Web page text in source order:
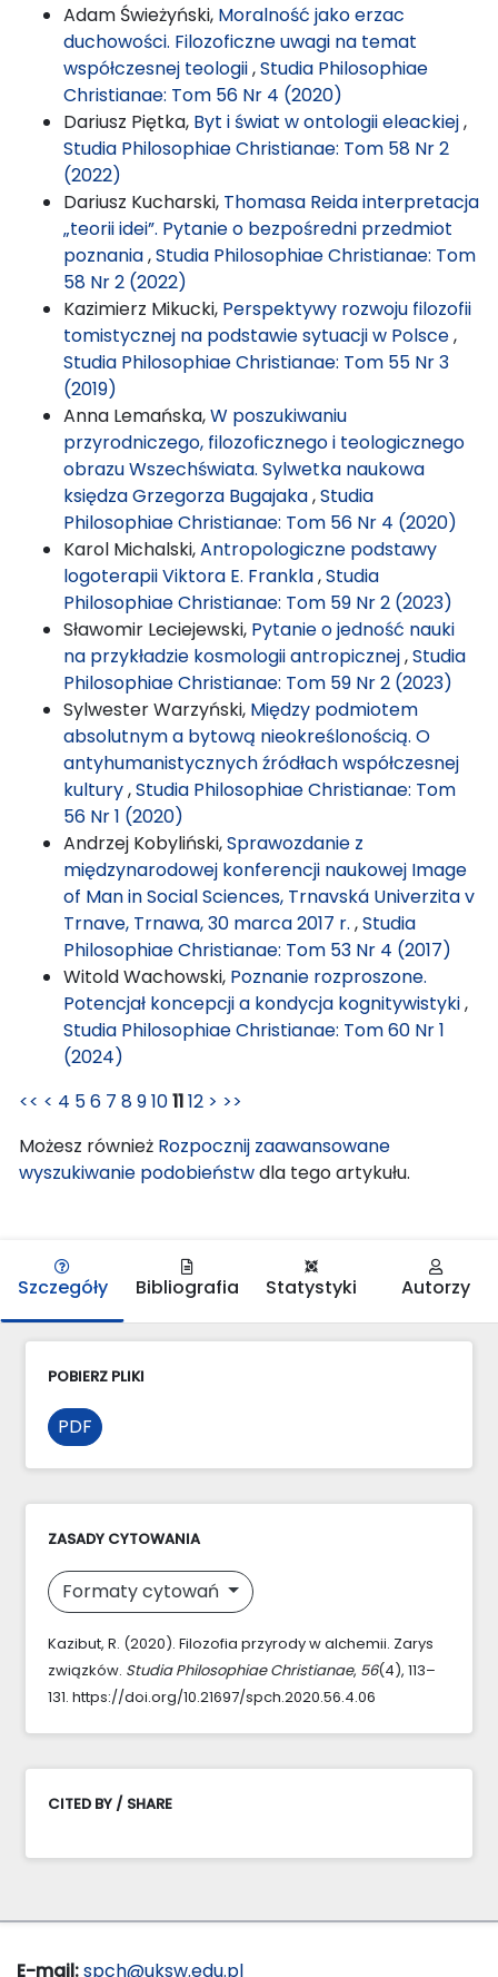
Adam Świeżyński, Moralność jako erzac
duchowości. Filozoficzne uwagi na temat
współczesnej teologii,Studia Philosophiae
Christianae: Tom 56 Nr 4 (2020)
Dariusz Piętka, Byt i świat w ontologii eleackiej,
Studia Philosophiae Christianae: Tom 58 Nr 2
(2022)
Dariusz Kucharski, Thomasa Reida interpretacja
„teorii idei”. Pytanie o bezpośredni przedmiot
poznania,Studia Philosophiae Christianae: Tom
58 Nr 2 (2022)
Kazimierz Mikucki, Perspektywy rozwoju filozofii
tomistycznej na podstawie sytuacji w Polsce,
Studia Philosophiae Christianae: Tom 55 Nr 3
(2019)
Anna Lemańska,W poszukiwaniu
przyrodniczego, filozoficznego i teologicznego
obrazu Wszechświata. Sylwetka naukowa
księdza Grzegorza Bugajaka,Studia
Philosophiae Christianae: Tom 56 Nr 4 (2020)
Karol Michalski,Antropologiczne podstawy
logoterapii Viktora E. Frankla,Studia
Philosophiae Christianae: Tom 59 Nr 2 (2023)
Sławomir Leciejewski, Pytanie o jedność nauki
na przykładzie kosmologii antropicznej,Studia
Philosophiae Christianae: Tom 59 Nr 2 (2023)
Sylwester Warzyński, Między podmiotem
absolutnym a bytową nieokreślonością. O
antyhumanistycznych źródłach współczesnej
kultury,Studia Philosophiae Christianae: Tom
56 Nr 1 (2020)
Andrzej Kobyliński,Sprawozdanie z
międzynarodowej konferencji naukowej Image
of Man in Social Sciences, Trnavská Univerzita v
Trnave, Trnawa, 30 marca 2017 r. ,Studia
Philosophiae Christianae: Tom 53 Nr 4 (2017)
Witold Wachowski, Poznanie rozproszone.
Potencjał koncepcji a kondycja kognitywistyki,
Studia Philosophiae Christianae: Tom 60 Nr 1
(2024)
<< < 4 56 7 89101112 > >>
Możesz również Rozpocznij zaawansowane
wyszukiwanie podobieństwdla tego artykułu.
Szczegóły Bibliografia Statystyki Autorzy
POBIERZ PLIKI
PDF
ZASADY CYTOWANIA
Formaty cytowań
Kazibut, R. (2020). Filozofia przyrody w alchemii. Zarys
związków. Studia Philosophiae Christianae, 56(4), 113–
131. https://doi.org/10.21697/spch.2020.56.4.06
CITED BY / SHARE
E-mail:spch@uksw.edu.pl